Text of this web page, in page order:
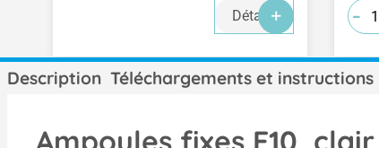
Détails -
-
-
Description Téléchargements et instructions